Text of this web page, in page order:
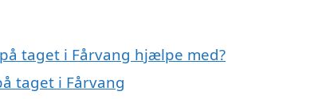
taget i Fårvang hjælpe med?
taget i Fårvang